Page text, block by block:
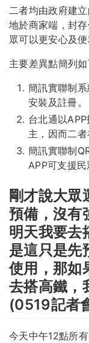
二者均由政府建
地於商家端，封
眾可以更安心及便
主要差異點簡列如
簡訊實聯制
安裝及註冊。
台北通以
主，因而二者
簡訊實聯制
APP可支援民
剛才說大眾
預備，沒有
明天我要去
是這只是先
使用，那如
去搭高鐵，
(0519記者
今天中午12點所